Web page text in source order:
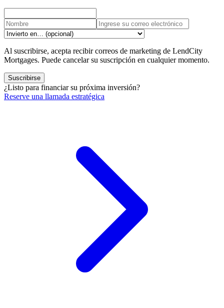
Al suscribirse, acepta recibir correos de marketing de LendCity
Mortgages. Puede cancelar su suscripción en cualquier momento.
Suscribirse
¿Listo para financiar su próxima inversión?
Reserve una llamada estratégica